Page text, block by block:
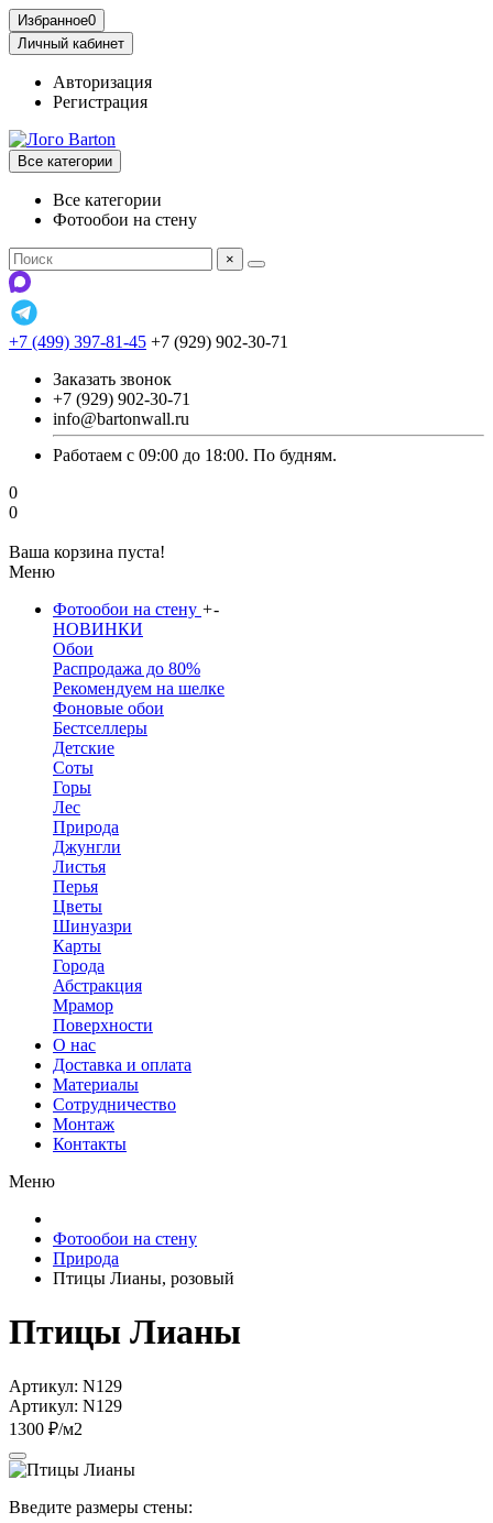
Избранное0
Личный кабинет
Авторизация
Регистрация
Все категории
Все категории
Фотообои на стену
×
+7 (499) 397-81-45 +7 (929) 902-30-71
Заказать звонок
+7 (929) 902-30-71
info@bartonwall.ru
Работаем с 09:00 до 18:00. По будням.
0
0
Ваша корзина пуста!
Меню
Фотообои на стену +-
НОВИНКИ
Обои
Распродажа до 80%
Рекомендуем на шелке
Фоновые обои
Бестселлеры
Детские
Соты
Горы
Лес
Природа
Джунгли
Листья
Перья
Цветы
Шинуазри
Карты
Города
Абстракция
Мрамор
Поверхности
О нас
Доставка и оплата
Материалы
Сотрудничество
Монтаж
Контакты
Меню
Фотообои на стену
Природа
Птицы Лианы, розовый
Птицы Лианы
Артикул: N129
Артикул: N129
1300 ₽/м2
Введите размеры стены: